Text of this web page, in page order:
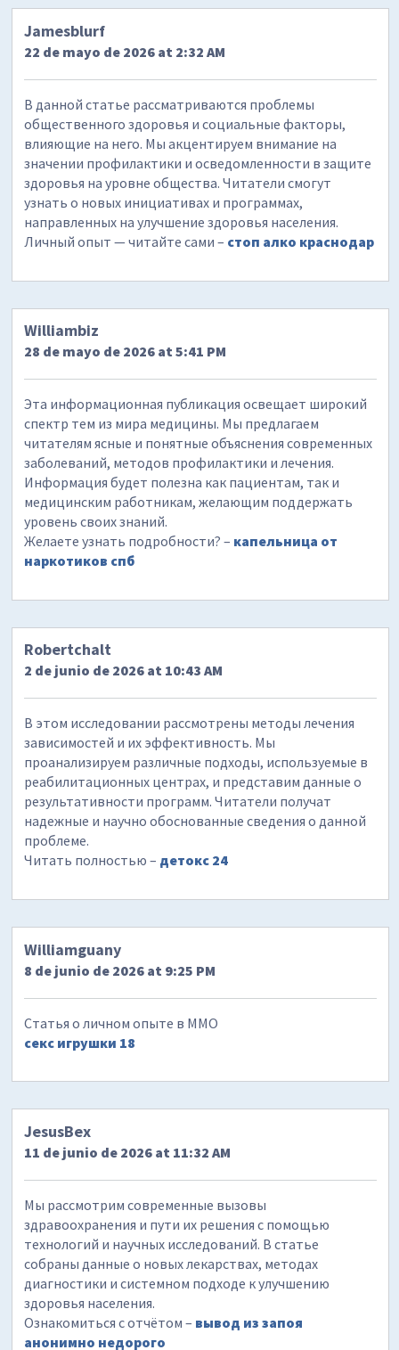
Jamesblurf
22 de mayo de 2026 at 2:32 AM
В данной статье рассматриваются проблемы
общественного здоровья и социальные факторы,
влияющие на него. Мы акцентируем внимание на
значении профилактики и осведомленности в защите
здоровья на уровне общества. Читатели смогут
узнать о новых инициативах и программах,
направленных на улучшение здоровья населения.
Личный опыт — читайте сами – стоп алко краснодар
Williambiz
28 de mayo de 2026 at 5:41 PM
Эта информационная публикация освещает широкий
спектр тем из мира медицины. Мы предлагаем
читателям ясные и понятные объяснения современных
заболеваний, методов профилактики и лечения.
Информация будет полезна как пациентам, так и
медицинским работникам, желающим поддержать
уровень своих знаний.
Желаете узнать подробности? – капельница от
наркотиков спб
Robertchalt
2 de junio de 2026 at 10:43 AM
В этом исследовании рассмотрены методы лечения
зависимостей и их эффективность. Мы
проанализируем различные подходы, используемые в
реабилитационных центрах, и представим данные о
результативности программ. Читатели получат
надежные и научно обоснованные сведения о данной
проблеме.
Читать полностью – детокс 24
Williamguany
8 de junio de 2026 at 9:25 PM
Статья о личном опыте в ММО
секс игрушки 18
JesusBex
11 de junio de 2026 at 11:32 AM
Мы рассмотрим современные вызовы
здравоохранения и пути их решения с помощью
технологий и научных исследований. В статье
собраны данные о новых лекарствах, методах
диагностики и системном подходе к улучшению
здоровья населения.
Ознакомиться с отчётом – вывод из запоя
анонимно недорого